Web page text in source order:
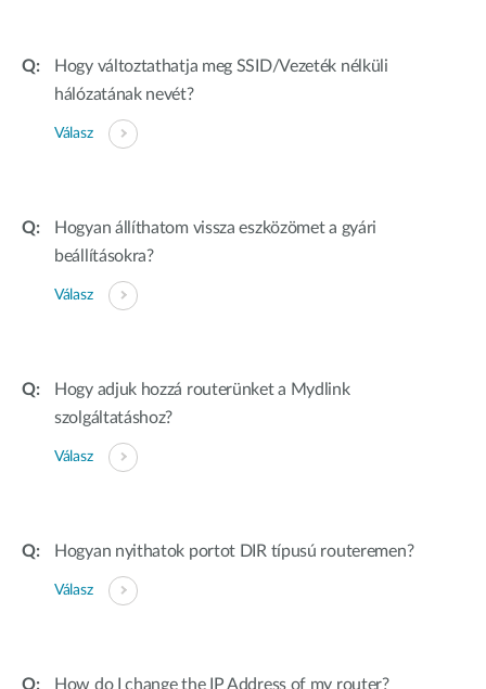
Hogy változtathatja meg SSID/Vezeték nélküli
hálózatának nevét?
Válasz
Hogyan állíthatom vissza eszközömet a gyári
beállításokra?
Válasz
Hogy adjuk hozzá routerünket a Mydlink
szolgáltatáshoz?
Válasz
Hogyan nyithatok portot DIR típusú routeremen?
Válasz
How do I change the IP Address of my router?